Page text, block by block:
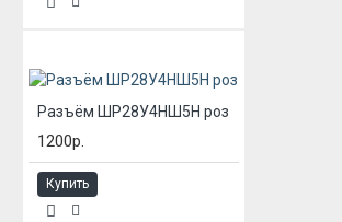
Разъём ШР28У4НШ5Н роз
1200р.
Купить